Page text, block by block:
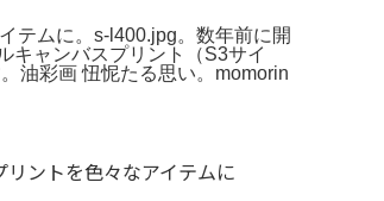
テムに。s-l400.jpg。数年前に開
キャンバスプリント（S3サイ
油彩画 忸怩たる思い。momorin